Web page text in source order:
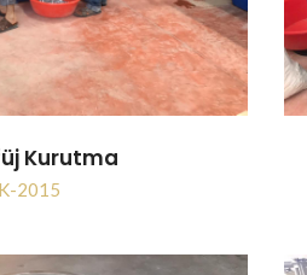
Kurutma
2015